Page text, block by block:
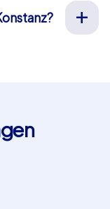
enthalten,
kümmern
und Endpunkt
nicht möglich.